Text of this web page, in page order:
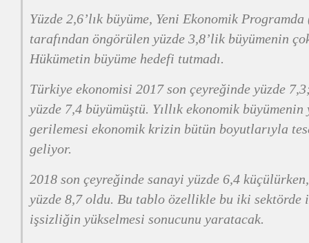
Yüzde 2,6’lık büyüme, Yeni Ekonomik
tarafından öngörülen yüzde 3,8’lik büyümenin
Hükümetin büyüme hedefi tutmadı.
Türkiye ekonomisi 2017 son çeyreğinde yüzde
yüzde 7,4 büyümüştü. Yıllık ekonomik büyümenin
gerilemesi ekonomik krizin bütün boyutlarıyla
geliyor.
2018 son çeyreğinde sanayi yüzde 6,4
yüzde 8,7 oldu. Bu tablo özellikle bu iki sektörde
işsizliğin yükselmesi sonucunu yaratacak.